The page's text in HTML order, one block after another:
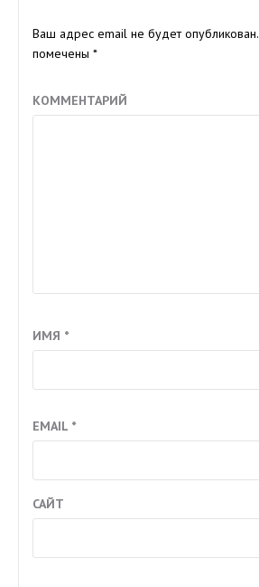
Ваш адрес email не будет опубликован.
помечены *
КОММЕНТАРИЙ
ИМЯ *
EMAIL *
САЙТ